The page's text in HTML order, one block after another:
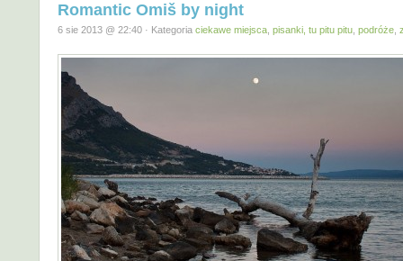
Romantic Omiš by night
6 sie 2013 @ 22:40 · Kategoria ciekawe miejsca pisanki, tu pitu pitu podróże